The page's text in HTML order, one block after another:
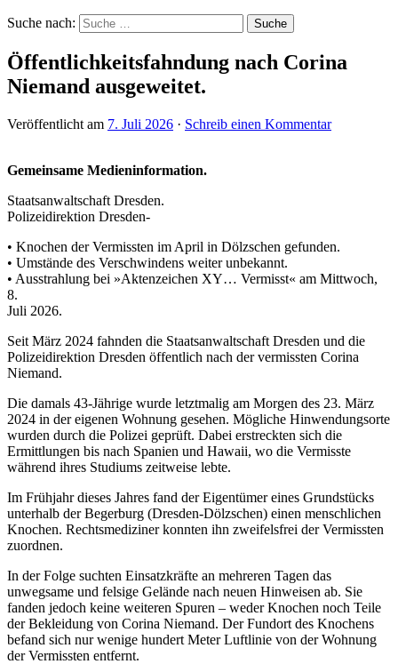
Suche nach:
Öffentlichkeitsfahndung nach Corina
Niemand ausgeweitet.
Veröffentlicht am 7. Juli 2026 · Schreib einen Kommentar
Gemeinsame Medieninformation.
Staatsanwaltschaft Dresden.
Polizeidirektion Dresden-
• Knochen der Vermissten im April in Dölzschen gefunden.
• Umstände des Verschwindens weiter unbekannt.
• Ausstrahlung bei »Aktenzeichen XY… Vermisst« am Mittwoch,
8.
Juli 2026.
Seit März 2024 fahnden die Staatsanwaltschaft Dresden und die
Polizeidirektion Dresden öffentlich nach der vermissten Corina
Niemand.
Die damals 43-Jährige wurde letztmalig am Morgen des 23. März
2024 in der eigenen Wohnung gesehen. Mögliche Hinwendungsorte
wurden durch die Polizei geprüft. Dabei erstreckten sich die
Ermittlungen bis nach Spanien und Hawaii, wo die Vermisste
während ihres Studiums zeitweise lebte.
Im Frühjahr dieses Jahres fand der Eigentümer eines Grundstücks
unterhalb der Begerburg (Dresden-Dölzschen) einen menschlichen
Knochen. Rechtsmediziner konnten ihn zweifelsfrei der Vermissten
zuordnen.
In der Folge suchten Einsatzkräfte an mehreren Tagen das
unwegsame und felsige Gelände nach neuen Hinweisen ab. Sie
fanden jedoch keine weiteren Spuren – weder Knochen noch Teile
der Bekleidung von Corina Niemand. Der Fundort des Knochens
befand sich nur wenige hundert Meter Luftlinie von der Wohnung
der Vermissten entfernt.